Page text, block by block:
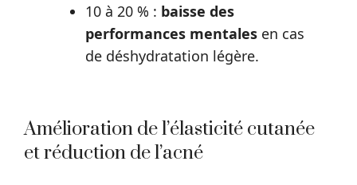
10 à 20 % : baisse des
performances mentalesen cas
de déshydratation légère.
Amélioration de l’élasticité cutanée
et réduction de l’acné